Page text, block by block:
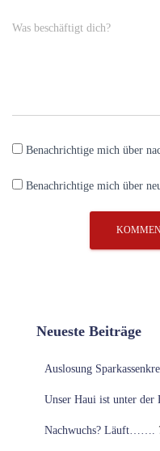
Was beschäftigt dich?
Benachrichtige mich über
Benachrichtige mich über
Neueste Beiträge
Auslosung
Unser Haui ist unter der
Nachwuchs? Läuft…….